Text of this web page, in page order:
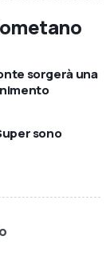
sorgerà una
sono